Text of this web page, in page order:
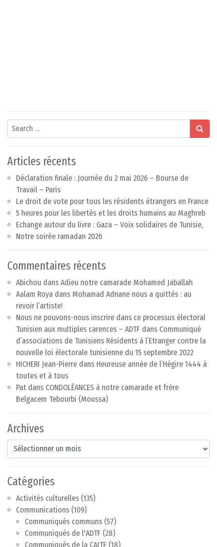
Search
Articles récents
Déclaration finale : Journée du 2 mai 2026 – Bourse de
Travail – Paris
Le droit de vote pour tous les résidents étrangers en France
5 heures pour les libertés et les droits humains au Maghreb
Echange autour du livre : Gaza – Voix solidaires de Tunisie,
Notre soirée ramadan 2026
Commentaires récents
Abichou dans Adieu notre camarade Mohamed Jaballah
Aalam Roya dans Mohamad Adnane nous a quittés : au
revoir l’artiste!
Nous ne pouvons-nous inscrire dans ce processus électoral
Tunisien aux multiples carences – ADTF dans Communiqué
d’associations de Tunisiens Résidents à l’Etranger contre la
nouvelle loi électorale tunisienne du 15 septembre 2022
HICHERI Jean-Pierre dans Heureuse année de l’Hégire 1444 à
toutes et à tous
Pat dans CONDOLÉANCES à notre camarade et frère
Belgacem Tebourbi (Moussa)
Archives
Archives
Catégories
Activités culturelles (135)
Communications (109)
Communiqués communs (57)
Communiqués de l'ADTF (28)
Communiqués de la CAITE (18)